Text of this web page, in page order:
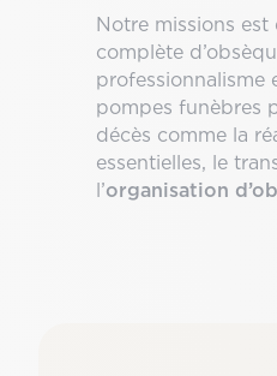
Notre missions est
complète
professionnalisme
pompes funèbres
décès comme la
essentielles, le
l’organisation